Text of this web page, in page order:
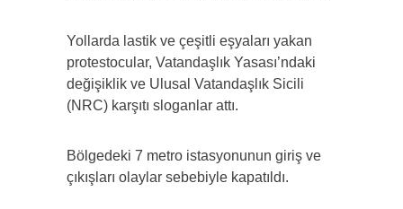
Yollarda lastik ve çeşitli eşyaları yakan
protestocular, Vatandaşlık Yasası’ndaki
değişiklik ve Ulusal Vatandaşlık Sicili
(NRC) karşıtı sloganlar attı.
Bölgedeki 7 metro istasyonunun giriş ve
çıkışları olaylar sebebiyle kapatıldı.